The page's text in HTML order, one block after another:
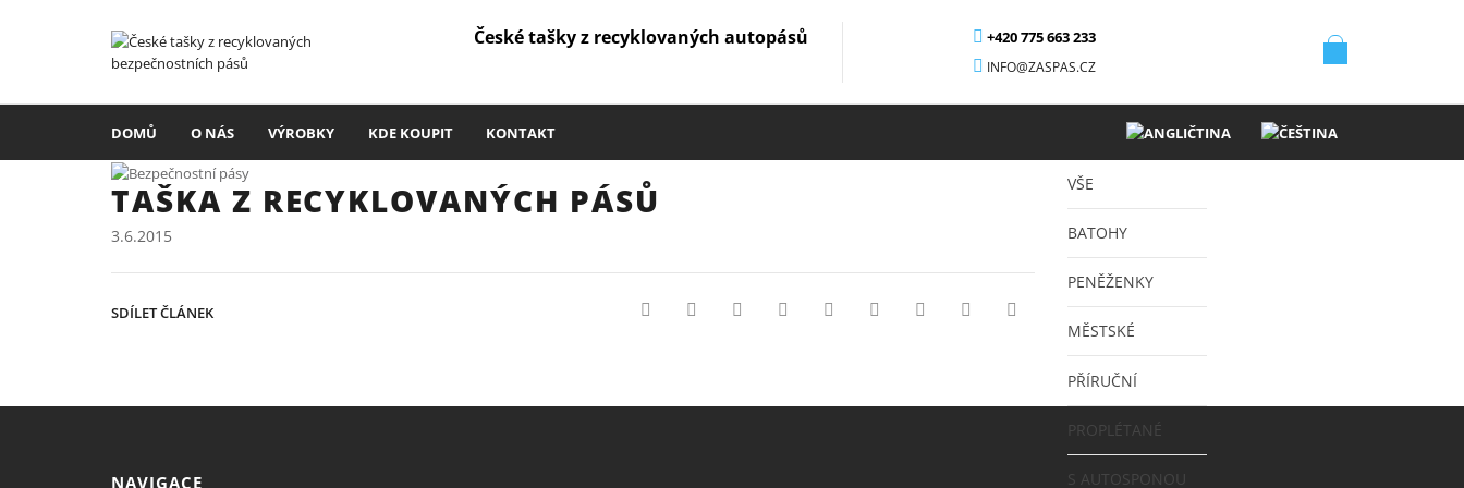
České tašky z recyklovaných autopásů +420 775 663 233
INFO@ZASPAS.CZ
DOMŮ O NÁS VÝROBKY KDE KOUPIT KONTAKT
TAŠKA Z RECYKLOVANÝCH PÁSŮ
3.6.2015
SDÍLET ČLÁNEK
VŠE
BATOHY
PENĚŽENKY
MĚSTSKÉ
PŘÍRUČNÍ
PROPLÉTANÉ
S AUTOSPONOU
NAVIGACE